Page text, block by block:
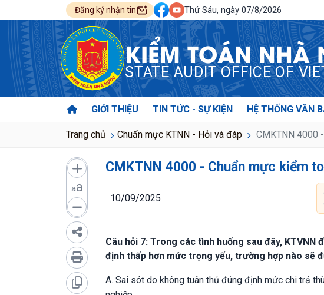
Đăng ký nhận tin Thứ Sáu, ngày 07/8/2026
KIỂM TOÁN NHÀ
STATE AUDIT OFFICE OF
GIỚI THIỆU TIN TỨC - SỰ KIỆN HỆ THỐNG VĂN
Trang chủ Chuẩn mực KTNN - Hỏi và đáp CMKTNN 4000
aa
CMKTNN 4000 - Chuẩn mực kiểm
10/09/2025
Câu hỏi 7: Trong các tình huống sau đây,
định thấp hơn mức trọng yếu, trường hợp nào sẽ
A. Sai sót do không tuân thủ đúng định mức chi trả